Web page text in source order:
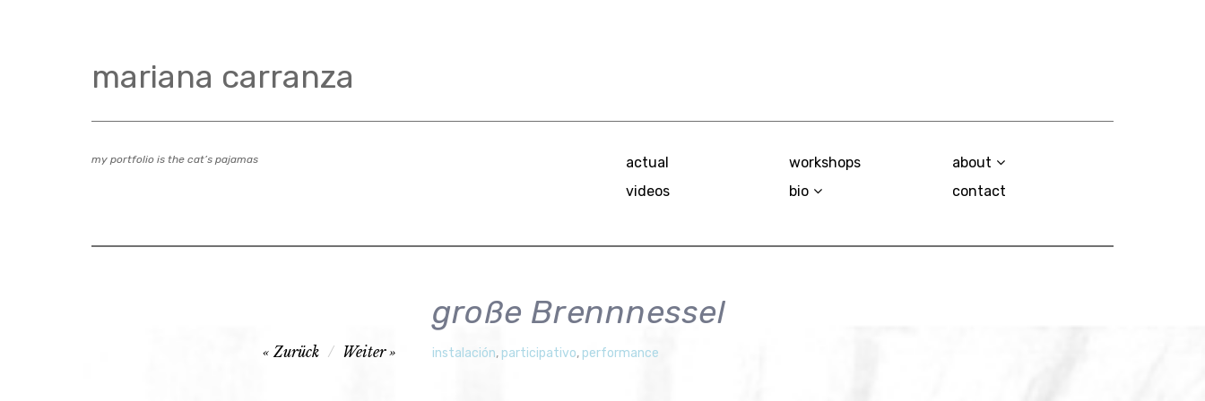
mariana carranza
my portfolio is the cat’s pajamas
actual
videos
workshops
bio
about
contact
große Brennnessel
mariana
5.
instalación, participativo, performance
Beitragsnavigation
Zurück Weiter